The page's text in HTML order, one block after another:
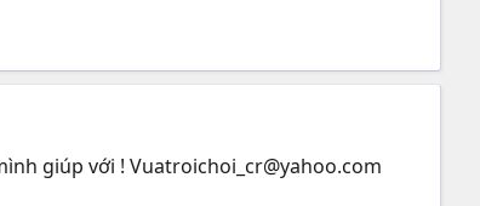
giúp với ! Vuatroichoi_cr@yahoo.com